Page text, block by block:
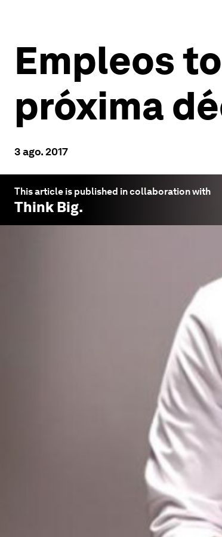
Empleos
próxima
3 ago. 2017
This article is published in collaboration with
Think Big.